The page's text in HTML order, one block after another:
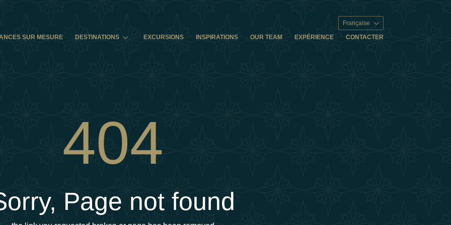
Française
SUR MESURE
DESTINATIONS EXCURSIONS INSPIRATIONS OUR TEAM EXPÉRIENCE CONTACTER
404
Page not found